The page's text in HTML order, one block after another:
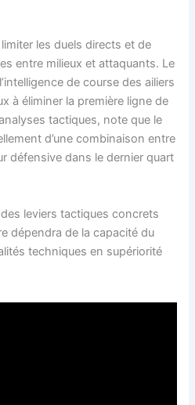
les duels directs et de
entre milieux et attaquants. Le
de course des ailiers
à éliminer la première ligne de
tactiques, note que le
d’une combinaison entre
défensive dans le dernier quart
leviers tactiques concrets
dépendra de la capacité du
techniques en supériorité